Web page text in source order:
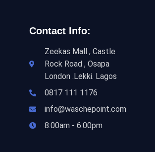
Contact Info:
Zeekas Mall , Castle
Rock Road , Osapa
London .Lekki. Lagos
0817 111 1176
info@waschepoint.com
8:00am - 6:00pm